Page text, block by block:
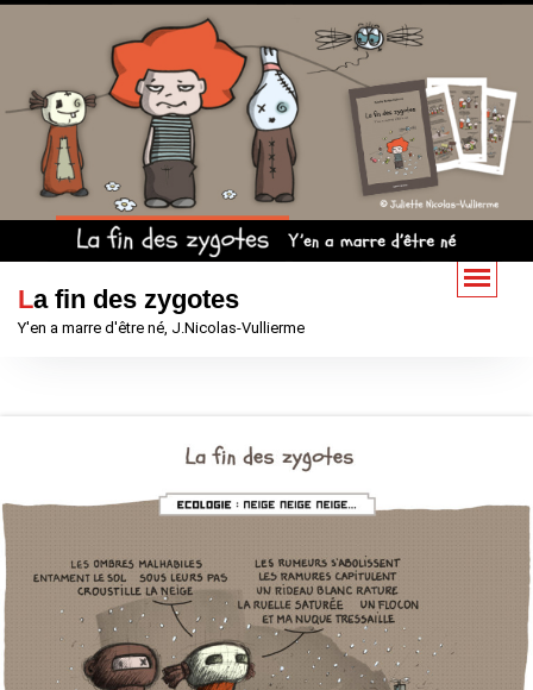
La fin des zygotes
Y'en a marre d'être né, J.Nicolas-Vullierme